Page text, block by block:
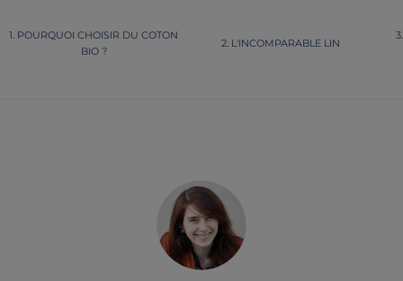
POURQUOI CHOISIR DU COTON
BIO ?
L'INCOMPARABLE LIN